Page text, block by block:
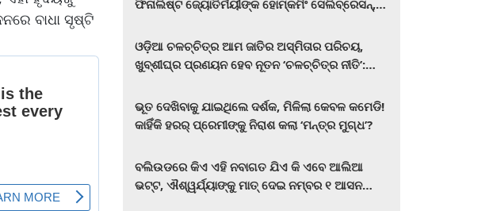
ବାଧା ସୃଷ୍ଟି
ଫିନାଲିଷ୍ଟ ଜ୍ୟୋତିର୍ମୟୀଙ୍କ ହୋମ୍‍କମିଂ ସେଲିବ୍ରେସନ୍‍,
ଓଡ଼ିଆ ଚଳଚ୍ଚିତ୍ର ଆମ ଜାତିର ଅସ୍ମିତାର ପରିଚୟ,
ଖୁବ୍‌ଶୀଘ୍ର ପ୍ରଣୟନ ହେବ ନୂତନ ‘ଚଳଚ୍ଚିତ୍ର ନୀତି’:
ଭୂତ ଦେଖିବାକୁ ଯାଇଥିଲେ ଦର୍ଶକ, ମିଳିଲା କେବଳ କମେଡି!
କାହିଁକି ହରର୍‌ ପ୍ରେମୀଙ୍କୁ ନିରାଶ କଲା ‘ମନ୍ତ୍ର ମୁଗ୍ଧ’?
ବଲିଉଡରେ କିଏ ଏହି ନବାଗତ ଯିଏ କି ଏବେ ଆଲିଆ
ଭଟ୍ଟ, ଐଶ୍ୱର୍ଯ୍ୟାଙ୍କୁ ମାତ୍‌ ଦେଇ ନମ୍ବର ୧ ଆସନ